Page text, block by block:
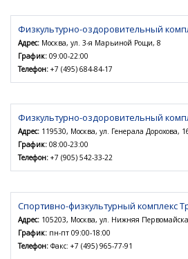
Физкультурно-оздоровительный
Адрес: Москва, ул. 3-я Марьиной Рощи, 8
График: 09:00-22:00
Телефон: +7 (495) 684-84-17
Физкультурно-оздоровительный
Адрес: 119530, Москва, ул. Генерала Дорохова,
График: 08:00-23:00
Телефон: +7 (905) 542-33-22
Спортивно-физкультурный комплекс
Адрес: 105203, Москва, ул. Нижняя
График: пн-пт 09:00-18:00
Телефон: Факс: +7 (495) 965-77-91